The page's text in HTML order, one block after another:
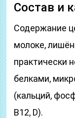
Состав и
Содержание
молоке,
практически
белками,
(кальций,
В12, D).